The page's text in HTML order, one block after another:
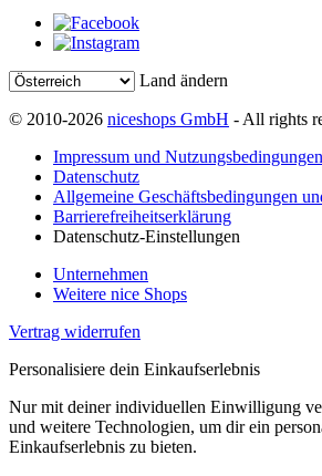
Land ändern
© 2010-2026 niceshops GmbH - All rights
Impressum und Nutzungsbedingungen
Datenschutz
Allgemeine Geschäftsbedingungen
Barrierefreiheitserklärung
Datenschutz-Einstellungen
Unternehmen
Weitere nice Shops
Vertrag widerrufen
Personalisiere dein Einkaufserlebnis
Nur mit deiner individuellen Einwilligung
und weitere Technologien, um dir ein
Einkaufserlebnis zu bieten.